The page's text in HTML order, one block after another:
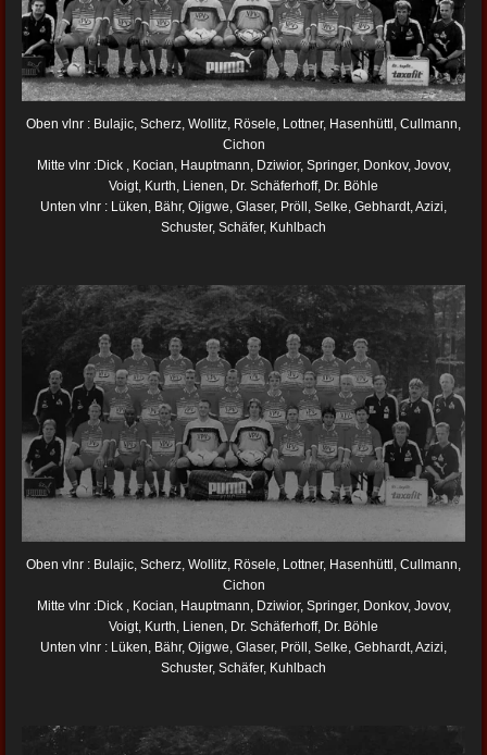
Oben vlnr : Bulajic, Scherz, Wollitz, Rösele, Lottner, Hasenhüttl, Cullmann,
Cichon
Mitte vlnr :Dick , Kocian, Hauptmann, Dziwior, Springer, Donkov, Jovov,
Voigt, Kurth, Lienen, Dr. Schäferhoff, Dr. Böhle
Unten vlnr : Lüken, Bähr, Ojigwe, Glaser, Pröll, Selke, Gebhardt, Azizi,
Schuster, Schäfer, Kuhlbach
Oben vlnr : Bulajic, Scherz, Wollitz, Rösele, Lottner, Hasenhüttl, Cullmann,
Cichon
Mitte vlnr :Dick , Kocian, Hauptmann, Dziwior, Springer, Donkov, Jovov,
Voigt, Kurth, Lienen, Dr. Schäferhoff, Dr. Böhle
Unten vlnr : Lüken, Bähr, Ojigwe, Glaser, Pröll, Selke, Gebhardt, Azizi,
Schuster, Schäfer, Kuhlbach